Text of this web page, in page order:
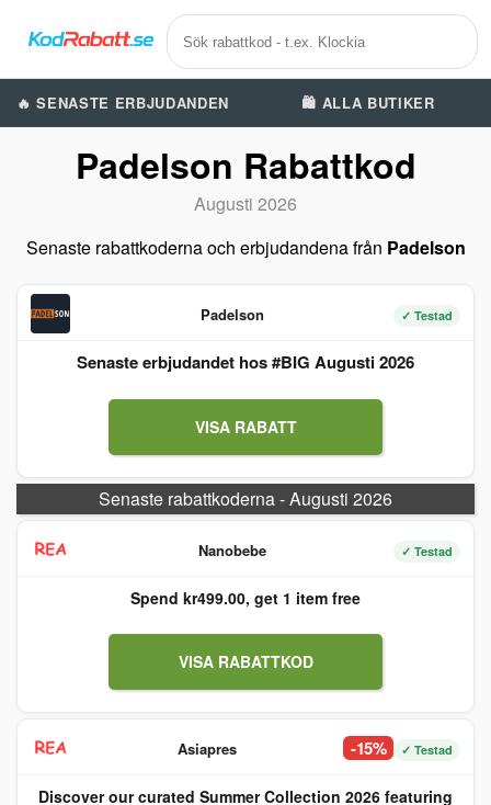
🔥 SENASTE ERBJUDANDEN 🛍️ ALLA BUTIKER
Padelson Rabattkod
Augusti 2026
Senaste rabattkoderna och erbjudandena från Padelson
Padelson ✓ Testad
Senaste erbjudandet hos #BIG Augusti 2026
VISA RABATT
Senaste rabattkoderna - Augusti 2026
Nanobebe ✓ Testad
Spend kr499.00, get 1 item free
VISA RABATTKOD
Asiapres -15% ✓ Testad
Discover our curated Summer Collection 2026 featuring